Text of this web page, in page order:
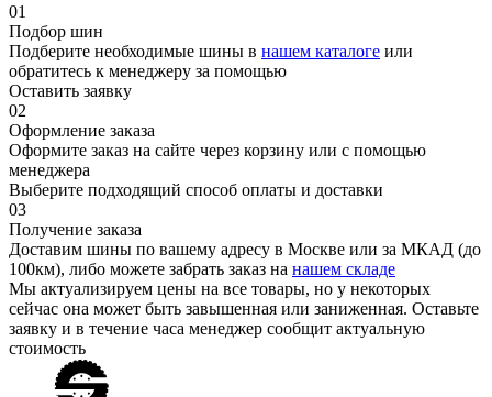
01
Подбор шин
Подберите необходимые шины в нашем каталоге или
обратитесь к менеджеру за помощью
Оставить заявку
02
Оформление заказа
Оформите заказ на сайте через корзину или с помощью
менеджера
Выберите подходящий способ оплаты и доставки
03
Получение заказа
Доставим шины по вашему адресу в Москве или за МКАД (до
100км), либо можете забрать заказ на нашем складе
Мы актуализируем цены на все товары, но у некоторых
сейчас она может быть завышенная или заниженная. Оставьте
заявку и в течение часа менеджер сообщит актуальную
стоимость